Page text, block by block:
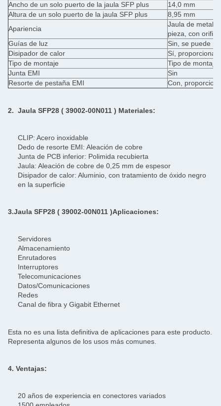
Ancho de un solo puerto de la jaula SFP plus
14,0 mm
Altura de un solo puerto de la jaula SFP plus
8,95 mm
Apariencia
Jaula de metal
pieza, con
Guías de luz
Sin, se puede
Disipador de calor
Sí, proporciona
Tipo de montaje
Tipo de montaje
Junta EMI
Sin
Resorte de pestaña EMI
Con,
2. Jaula SFP28 ( 39002-00N011 ) Materiales:
CLIP: Acero inoxidable
Dedo de resorte EMI: Aleación de cobre
Junta de PCB inferior: Polimida recubierta
Jaula: Aleación de cobre de 0,25 mm de espesor
Disipador de calor: Aluminio, con tratamiento de óxido negro
en la superficie
3.Jaula SFP28 ( 39002-00N011 )Aplicaciones:
Servidores
Almacenamiento
Enrutadores
Interruptores
Telecomunicaciones
Datos/Comunicaciones
Redes
Canal de fibra y Gigabit Ethernet
Esta no es una lista definitiva de aplicaciones para este producto.
Representa algunos de los usos más comunes.
4. Ventajas:
20 años de experiencia en conectores variados